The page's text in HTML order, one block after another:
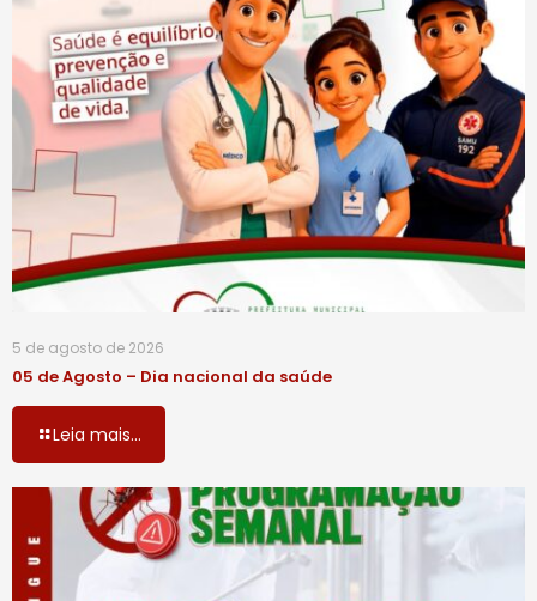
5 de agosto de 2026
05 de Agosto – Dia nacional da saúde
Leia mais...